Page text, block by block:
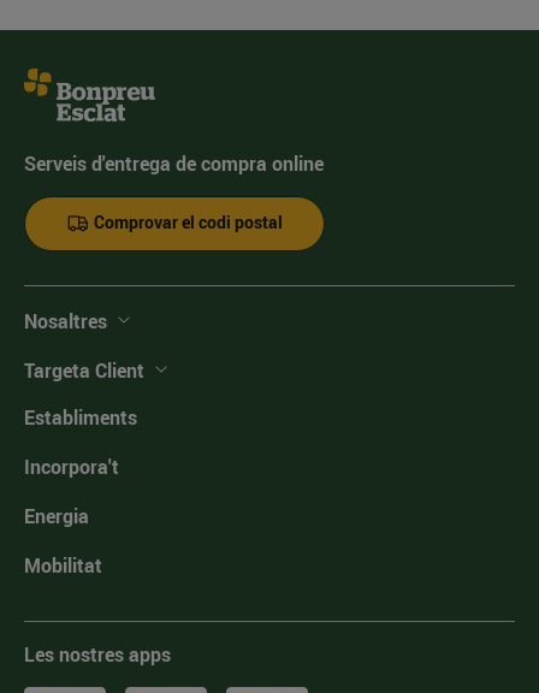
Serveis d'entrega de compra online
Comprovar el codi postal
Nosaltres
Targeta Client
Establiments
Incorpora't
Energia
Mobilitat
Les nostres apps